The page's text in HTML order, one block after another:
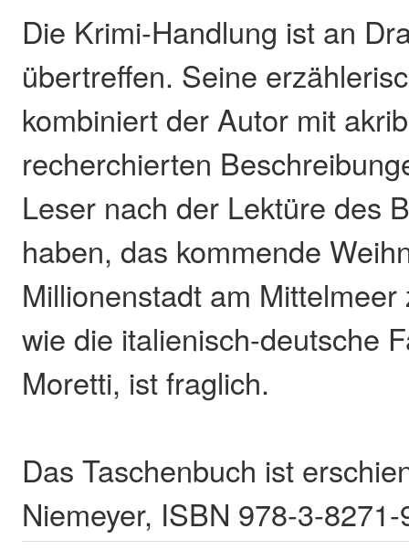
Die Krimi-Handlung ist an
übertreffen. Seine
kombiniert der Autor mit
recherchierten
Leser nach der Lektüre des
haben, das kommende
Millionenstadt am
wie die italienisch-deutsche
Moretti, ist fraglich.
Das Taschenbuch ist
Niemeyer, ISBN 978-3-